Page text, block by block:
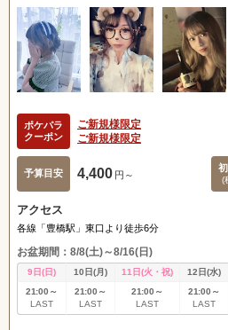
ポケパラ
クーポン
ご新規様限定
ご新規様限定
予算目安 4,400 円～ (
アクセス
各線「豊橋駅」東口より徒歩6分
お盆期間：8/8(土)～8/16(日)
9日(日) 10日(月) 11日(火・祝) 12日(水)
21:00～
LAST
21:00～
LAST
21:00～
LAST
21:00～
LAST